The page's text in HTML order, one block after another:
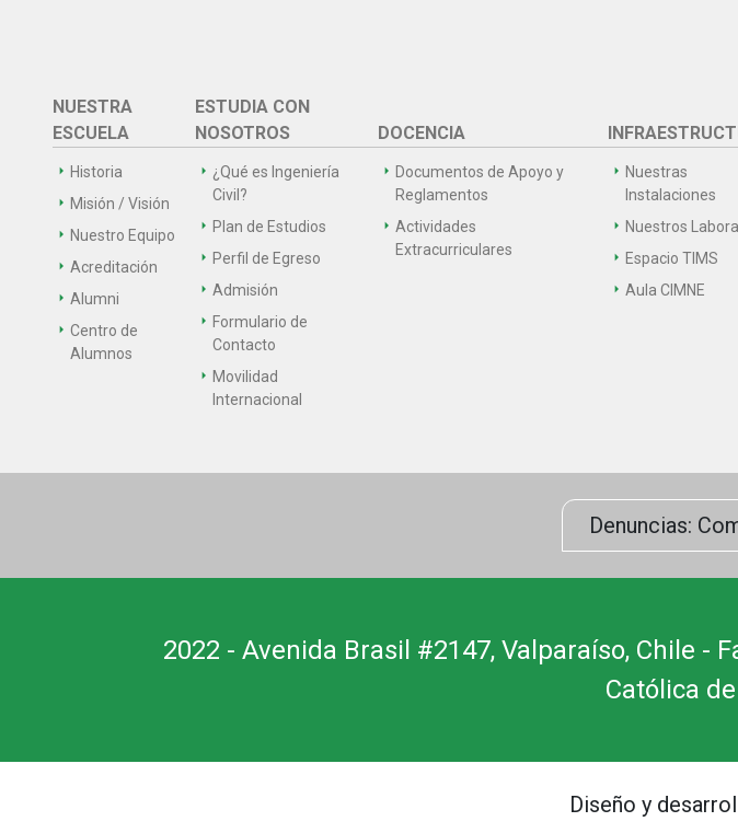
NUESTRA
ESCUELA
Historia
Misión / Visión
Nuestro Equipo
Acreditación
Alumni
Centro de
Alumnos
ESTUDIA CON
NOSOTROS
¿Qué es Ingeniería
Civil?
Plan de Estudios
Perfil de Egreso
Admisión
Formulario de
Contacto
Movilidad
Internacional
DOCENCIA
Documentos de Apoyo y
Reglamentos
Actividades
Extracurriculares
Nuestras
Instalaciones
Nuestros
Espacio TIMS
Aula CIMNE
Denuncias:
2022 - Avenida Brasil #2147, Valparaíso, Chile -
Católica
Diseño y